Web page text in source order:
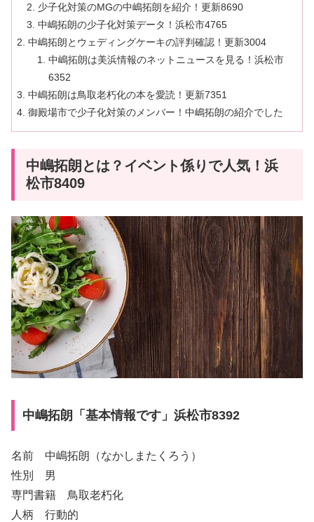
少子化対策のMGの中嶋拓朗を紹介！更新8690
中嶋拓朗の少子化対策データ！浜松市4765
中嶋拓朗とウェディングケーキの評判確認！更新3004
中嶋拓朗は美浜情報のネットニュースを見る！浜松市
6352
中嶋拓朗は鳥取老朽化の本を愛読！更新7351
御殿場市で少子化対策のメンバー！中嶋拓朗の紹介でした
中嶋拓朗とは？イベント係りで人気！浜
松市8409
中嶋拓朗「基本情報です」浜松市8392
名前 中嶋拓朗（なかしまたくろう）
性別 男
専門書籍 鳥取老朽化
人柄 行動的